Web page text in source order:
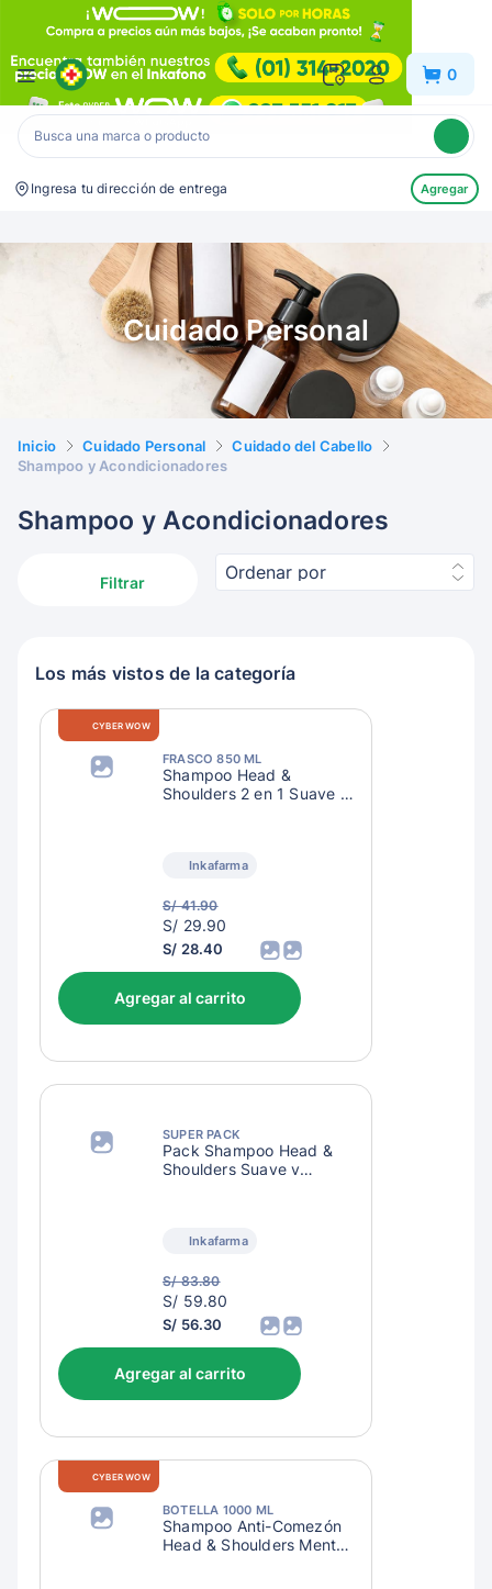
Inkafarma 0
Ingresa tu dirección de entrega Agregar
Cuidado Personal
Inicio Cuidado Personal
Cuidado del Cabello
Shampoo y Acondicionadores
Shampoo y Acondicionadores
Filtrar Ordenar por
Los más vistos de la categoría
CYBER WOW
FRASCO 850 ML
Shampoo Head &
Shoulders 2 en 1 Suave y
Inkafarma
S/ 41.90
S/
32.90
S/ 29.90
S/ 28.40
Agregar al carrito
SUPER PACK
Pack Shampoo Head &
Shoulders Suave y
Inkafarma
S/ 83.80
S/
62.80
S/ 59.80
S/ 56.30
Agregar al carrito
CYBER WOW
BOTELLA 1000 ML
Shampoo Anti-Comezón
Head & Shoulders Menta